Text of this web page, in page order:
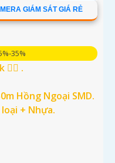
GIÁM SÁT GIÁ RẺ
35%
.
Hồng Ngoại SMD.
+ Nhựa.